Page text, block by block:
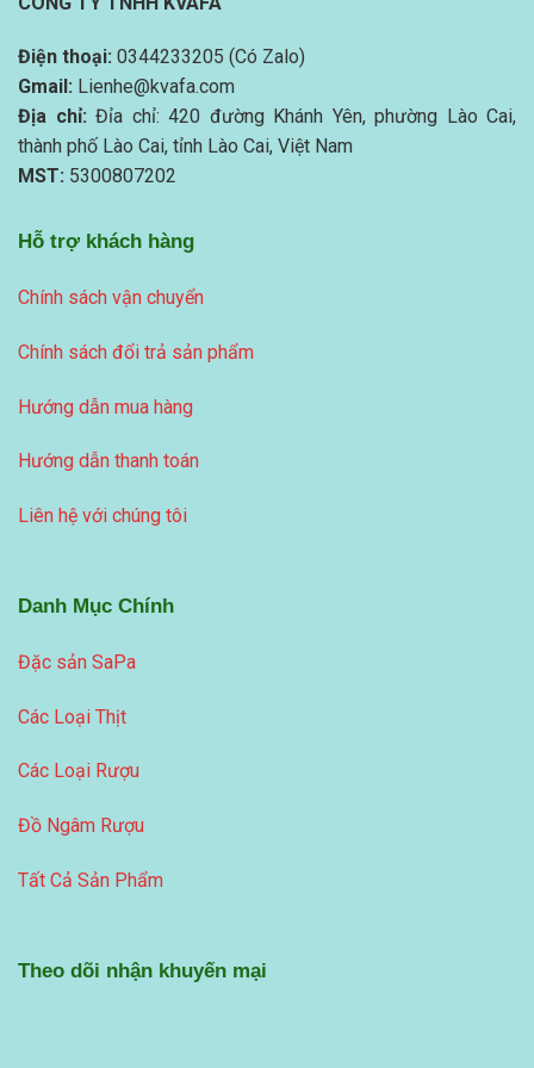
Điện thoại: 0344233205 (Có Zalo)
Gmail: Lienhe@kvafa.com
Địa chỉ: Đỉa chỉ: 420 đường Khánh Yên, phường Lào Cai,
thành phố Lào Cai, tỉnh Lào Cai, Việt Nam
MST: 5300807202
Hỗ trợ khách hàng
Chính sách vận chuyển
Chính sách đổi trả sản phẩm
Hướng dẫn mua hàng
Hướng dẫn thanh toán
Liên hệ với chúng tôi
Danh Mục Chính
Đặc sản SaPa
Các Loại Thịt
Các Loại Rượu
Đồ Ngâm Rượu
Tất Cả Sản Phẩm
Theo dõi nhận khuyến mại